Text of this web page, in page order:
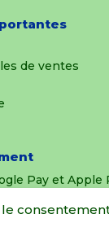
de ventes
Pay et Apple